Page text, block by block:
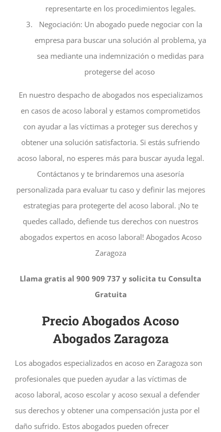
representarte en los procedimientos legales.
Negociación: Un abogado puede negociar con la
empresa para buscar una solución al problema, ya
sea mediante una indemnización o medidas para
protegerse del acoso
En nuestro despacho de abogados nos especializamos
en casos de acoso laboral y estamos comprometidos
con ayudar a las víctimas a proteger sus derechos y
obtener una solución satisfactoria. Si estás sufriendo
acoso laboral, no esperes más para buscar ayuda legal.
Contáctanos y te brindaremos una asesoría
personalizada para evaluar tu caso y definir las mejores
estrategias para protegerte del acoso laboral. ¡No te
quedes callado, defiende tus derechos con nuestros
abogados expertos en acoso laboral! Abogados Acoso
Zaragoza
Llama gratis al 900 909 737 y solicita tu Consulta
Gratuita
Precio Abogados Acoso
Abogados Zaragoza
Los abogados especializados en acoso en Zaragoza son
profesionales que pueden ayudar a las víctimas de
acoso laboral, acoso escolar y acoso sexual a defender
sus derechos y obtener una compensación justa por el
daño sufrido. Estos abogados pueden ofrecer